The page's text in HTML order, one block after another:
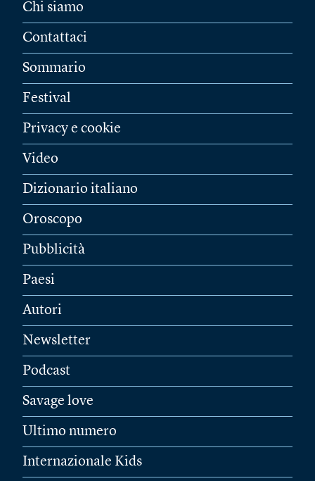
Chi siamo
Contattaci
Sommario
Festival
Privacy e cookie
Video
Dizionario italiano
Oroscopo
Pubblicità
Paesi
Autori
Newsletter
Podcast
Savage love
Ultimo numero
Internazionale Kids